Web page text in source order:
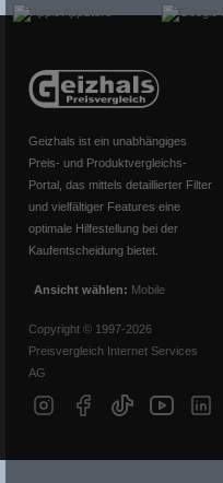
Geizhals ist ein unabhängiges
Preis- und Produktvergleichs-
Portal, das mittels detaillierter Filter
und vielfältiger Features eine
optimale Hilfestellung bei der
Kaufentscheidung bietet.
Ansicht wählen: Mobile
Copyright © 1997-2026
Preisvergleich Internet Services
AG